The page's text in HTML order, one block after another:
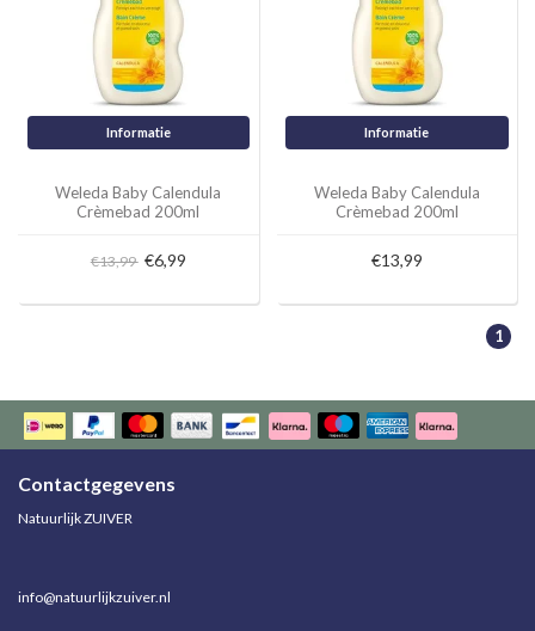
Informatie
Weleda Baby Calendula
Crèmebad 200ml
€13,99 €6,99
Informatie
Weleda Baby Calendula
Crèmebad 200ml
€13,99
1
Contactgegevens
Natuurlijk ZUIVER
info@natuurlijkzuiver.nl